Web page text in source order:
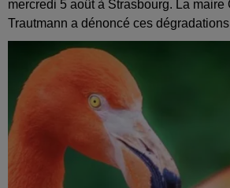
mercredi 5 août à Strasbourg. La maire
Trautmann a dénoncé ces